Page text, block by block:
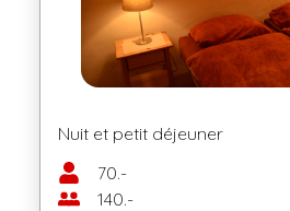
Nuit et petit déjeuner
70.-
140.-